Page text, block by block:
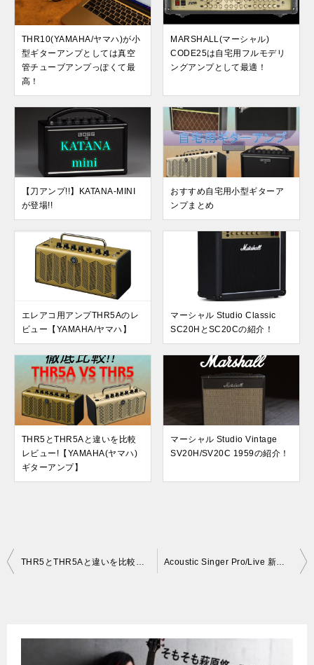
THR10(YAMAHA/ヤマハ)が小
型ギターアンプとしては真空
管チューブアンプっぽくて最
高！
MARSHALL(マーシャル)
CODE25は自宅用フルモデリ
ングアンプとして最適！
【刀アンプ!!】KATANA-MINI
が登場!!
おすすめ自宅用小型ギターア
ンプまとめ
エレアコ用アンプTHR5Aのレ
ビュー【YAMAHA/ヤマハ】
マーシャル Studio Classic
SC20HとSC20Cの紹介！
THR5とTHR5Aと違いを比較
レビュー!【YAMAHA(ヤマハ)
ギターアンプ】
マーシャル Studio Vintage
SV20H/SV20C 1959の紹介！
投
THR5とTHR5Aと違いを比較レビュー!【YAMAHA(ヤマハ)ギターアンプ】 Acoustic Singer Pro/Live 新しい次元のエレアコアンプ！